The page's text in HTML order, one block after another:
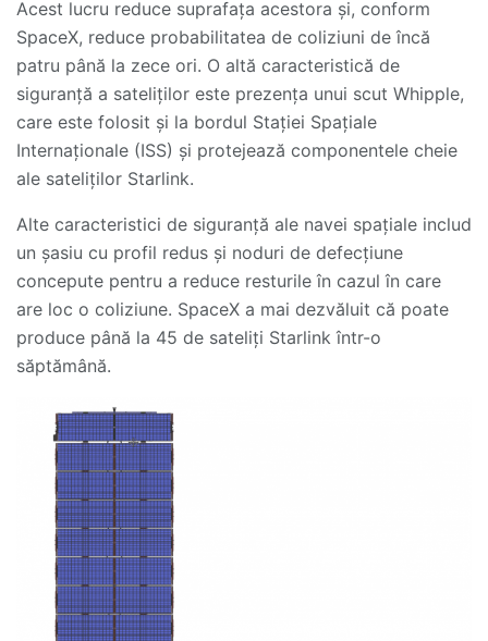
Acest lucru reduce suprafața acestora și, conform
SpaceX, reduce probabilitatea de coliziuni de încă
patru până la zece ori. O altă caracteristică de
siguranță a sateliților este prezența unui scut Whipple,
care este folosit și la bordul Stației Spațiale
Internaționale (ISS) și protejează componentele cheie
ale sateliților Starlink.
Alte caracteristici de siguranță ale navei spațiale includ
un șasiu cu profil redus și noduri de defecțiune
concepute pentru a reduce resturile în cazul în care
are loc o coliziune. SpaceX a mai dezvăluit că poate
produce până la 45 de sateliți Starlink într-o
săptămână.